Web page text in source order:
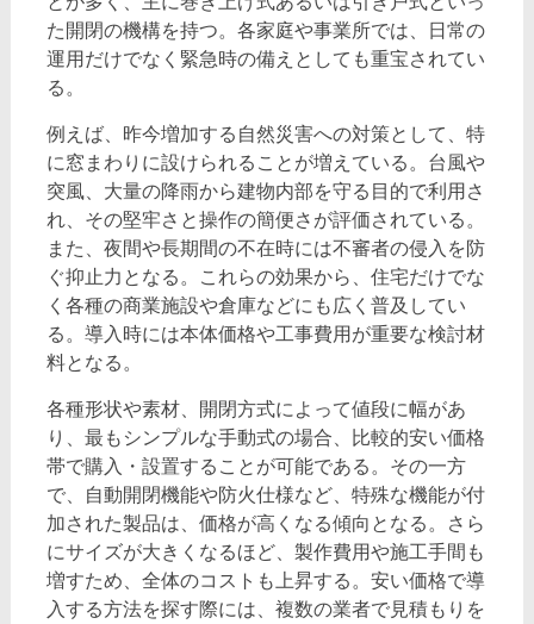
た開閉の機構を持つ。各家庭や事業所では、日常の
運用だけでなく緊急時の備えとしても重宝されてい
る。
例えば、昨今増加する自然災害への対策として、特
に窓まわりに設けられることが増えている。台風や
突風、大量の降雨から建物内部を守る目的で利用さ
れ、その堅牢さと操作の簡便さが評価されている。
また、夜間や長期間の不在時には不審者の侵入を防
ぐ抑止力となる。これらの効果から、住宅だけでな
く各種の商業施設や倉庫などにも広く普及してい
る。導入時には本体価格や工事費用が重要な検討材
料となる。
各種形状や素材、開閉方式によって値段に幅があ
り、最もシンプルな手動式の場合、比較的安い価格
帯で購入・設置することが可能である。その一方
で、自動開閉機能や防火仕様など、特殊な機能が付
加された製品は、価格が高くなる傾向となる。さら
にサイズが大きくなるほど、製作費用や施工手間も
増すため、全体のコストも上昇する。安い価格で導
入する方法を探す際には、複数の業者で見積もりを